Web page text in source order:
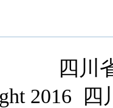
四川
2016 四